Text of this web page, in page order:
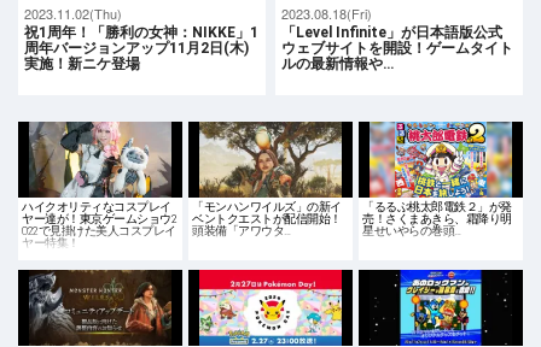
2023.11.02(Thu)
祝1周年！「勝利の女神：NIKKE」1
周年バージョンアップ11月2日(木)
実施！新ニケ登場
2023.08.18(Fri)
「Level Infinite」が日本語版公式
ウェブサイトを開設！ゲームタイト
ルの最新情報や…
ハイクオリティなコスプレイ
ヤー達が！東京ゲームショウ2
022で見掛けた美人コスプレイ
ヤー特集！
「モンハンワイルズ」の新イ
ベントクエストが配信開始！
頭装備「アワウタ…
「るるぶ桃太郎電鉄２」が発
売！さくまあきら、霜降り明
星せいやらの巻頭…